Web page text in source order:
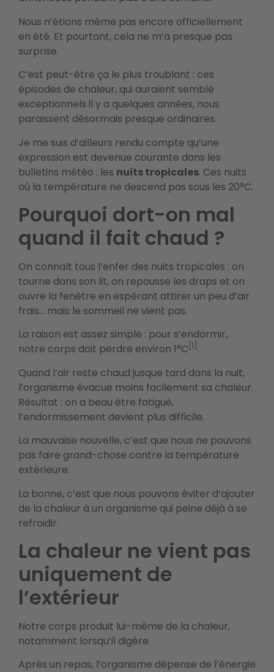
Nous n’étions même pas encore officiellement
en été. Et pourtant, cela ne m’a presque pas
surprise.
C’est peut-être ça le plus troublant : ces
épisodes de chaleur, qui auraient semblé
exceptionnels il y a quelques années, nous
paraissent désormais presque ordinaires.
Je me suis d’ailleurs rendu compte qu’une
expression est devenue courante dans les
bulletins météo : les nuits tropicales. Ces nuits
où la température ne descend pas sous les 20°C.
Pourquoi dort-on mal
quand il fait chaud ?
On connaît tous l’enfer des nuits tropicales : on
tourne dans son lit, on repousse les draps et on
ouvre la fenêtre en espérant attirer un peu d’air
frais… mais le sommeil ne vient pas.
La raison est assez simple : pour s’endormir,
notre corps doit perdre environ 1°C [1] .
Quand l’air reste chaud jusque tard dans la nuit,
l’organisme évacue moins facilement sa chaleur.
Résultat : on a beau être fatigué,
l’endormissement devient plus difficile.
La mauvaise nouvelle, c’est que nous ne pouvons
pas faire grand-chose contre la température
extérieure.
La bonne, c’est que nous pouvons éviter d’ajouter
de la chaleur à un organisme qui peine déjà à se
refroidir.
La chaleur ne vient pas
uniquement de
l’extérieur
Notre corps produit lui-même de la chaleur,
notamment lorsqu’il digère.
Après un repas, l’organisme dépense de l’énergie